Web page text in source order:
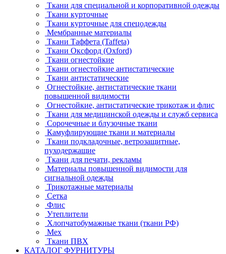
Ткани для специальной и корпоративной одежды
Ткани курточные
Ткани курточные для спецодежды
Мембранные материалы
Ткани Таффета (Taffeta)
Ткани Оксфорд (Oxford)
Ткани огнестойкие
Ткани огнестойкие антистатические
Ткани антистатические
Огнестойкие, антистатические ткани
повышенной видимости
Огнестойкие, антистатические трикотаж и флис
Ткани для медицинской одежды и служб сервиса
Сорочечные и блузочные ткани
Камуфлирующие ткани и материалы
Ткани подкладочные, ветрозащитные,
пуходержащие
Ткани для печати, рекламы
Материалы повышенной видимости для
сигнальной одежды
Трикотажные материалы
Сетка
Флис
Утеплители
Хлопчатобумажные ткани (ткани РФ)
Мех
Ткани ПВХ
КАТАЛОГ ФУРНИТУРЫ